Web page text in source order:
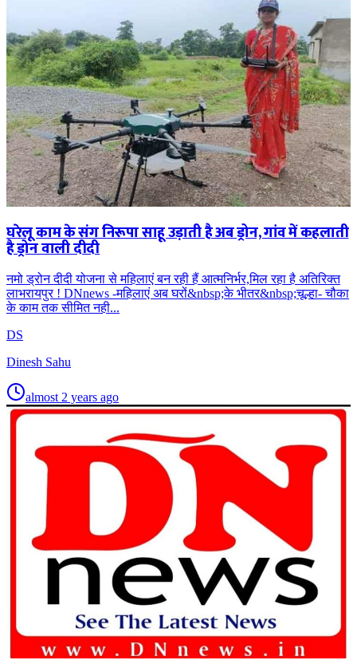
घरेलू काम के संग निरूपा साहू उड़ाती है अब ड्रोन, गांव में कहलाती
है ड्रोन वाली दीदी
नमो ड्रोन दीदी योजना से महिलाएं बन रही हैं आत्मनिर्भर,मिल रहा है अतिरिक्त
लाभरायपुर ! DNnews -महिलाएं अब घरों&nbsp;के भीतर&nbsp;चूल्हा- चौका
के काम तक सीमित नही...
DS
Dinesh Sahu
almost 2 years ago